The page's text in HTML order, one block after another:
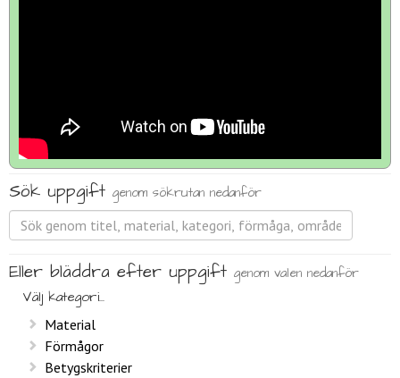
Sök uppgift genom sökrutan nedanför
Eller bläddra efter uppgift genom valen nedanför
Välj kategori...
Material
Förmågor
Betygskriterier